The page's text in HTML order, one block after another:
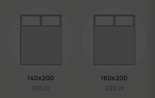
140x200
100 zł
160x200
200 zł